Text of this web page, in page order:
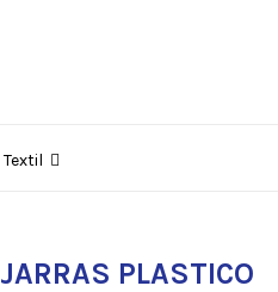
Textil
JARRAS PLASTICO